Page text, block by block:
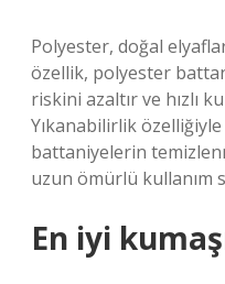
Polyester, doğal
özellik, polyester
riskini azaltır ve hızlı
Yıkanabilirlik
battaniyelerin
uzun ömürlü kullanım
En iyi